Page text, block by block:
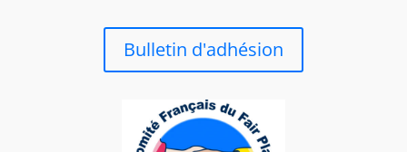
Bulletin d'adhésion